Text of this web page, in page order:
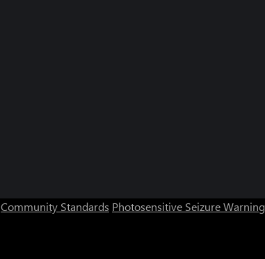
Community Standards Photosensitive Seizure Warning